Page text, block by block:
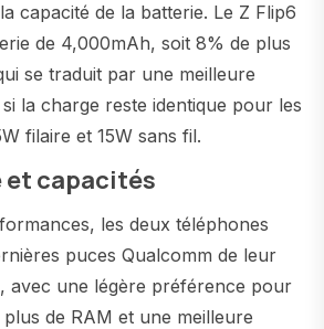
capacité de la batterie. Le Z Flip6
de 4,000mAh, soit 8% de plus
se traduit par une meilleure
la charge reste identique pour les
filaire et 15W sans fil.
et capacités
les deux téléphones
puces Qualcomm de leur
avec une légère préférence pour
de RAM et une meilleure